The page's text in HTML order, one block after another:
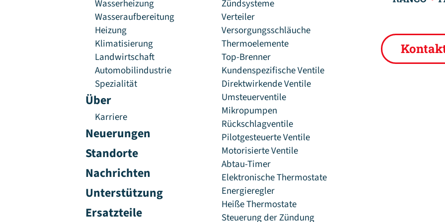
Wasserheizung
Wasseraufbereitung
Heizung
Klimatisierung
Landwirtschaft
Automobilindustrie
Spezialität
Über
Karriere
Neuerungen
Standorte
Nachrichten
Unterstützung
Ersatzteile
Zündsysteme
Verteiler
Versorgungsschläuche
Thermoelemente
Top-Brenner
Kundenspezifische Ventile
Direktwirkende Ventile
Umsteuerventile
Mikropumpen
Rückschlagventile
Pilotgesteuerte Ventile
Motorisierte Ventile
Abtau-Timer
Elektronische Thermostate
Energieregler
Heiße Thermostate
Steuerung der Zündung